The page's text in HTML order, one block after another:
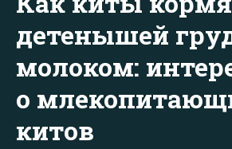
детенышей
молоком:
о
китов